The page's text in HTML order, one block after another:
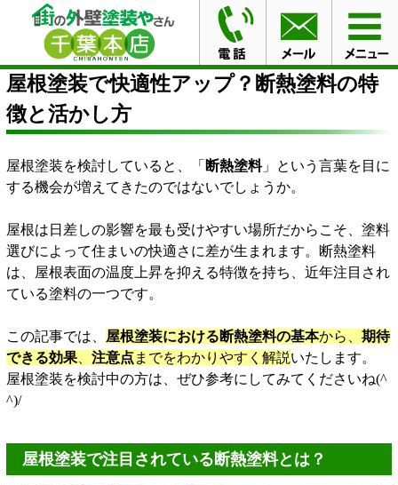
HOME ブログ
屋根塗装で快適性アップ？断熱塗料の特
徴と活かし方
屋根塗装で快適性アップ？断熱塗料の特
徴と活かし方
屋根塗装を検討していると、「 断熱塗料」という言葉を目に
する機会が増えてきたのではないでしょうか。
屋根は日差しの影響を最も受けやすい場所だからこそ、塗料
選びによって住まいの快適さに差が生まれます。断熱塗料
は、屋根表面の温度上昇を抑える特徴を持ち、近年注目され
ている塗料の一つです。
この記事では、 屋根塗装における断熱塗料の基本から、 期待
できる効果、 注意点 までをわかりやすく解説いたします。
屋根塗装を検討中の方は、ぜひ参考にしてみてくださいね(^
^)/
屋根塗装で注目されている断熱塗料とは？